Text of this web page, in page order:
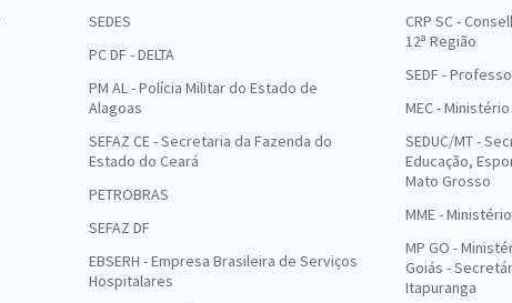
SEDES
PC DF - DELTA
PM AL - Polícia Militar do Estado de
Alagoas
SEFAZ CE - Secretaria da Fazenda do
Estado do Ceará
PETROBRAS
SEFAZ DF
EBSERH - Empresa Brasileira de Serviços
Hospitalares
CRP SC -
12ª Região
SEDF -
MEC -
SEDUC/MT -
Educação,
Mato Grosso
MME -
MP GO -
Goiás -
Itapuranga